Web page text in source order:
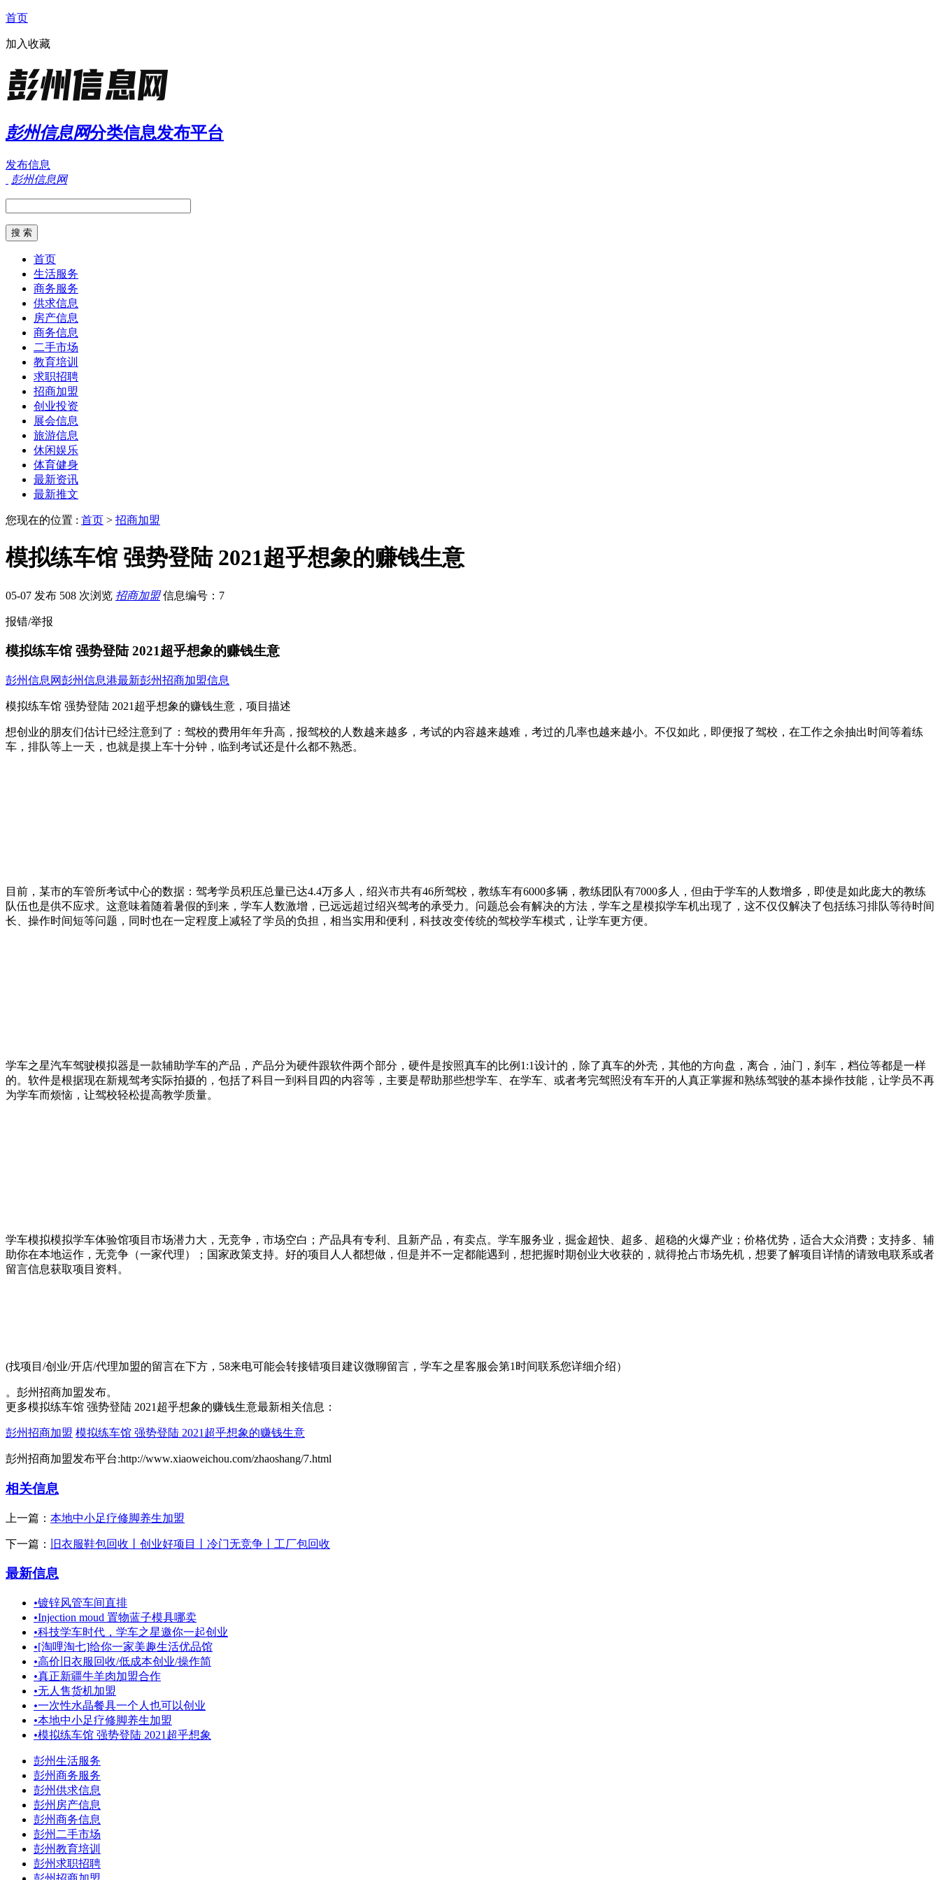
首页
加入收藏
彭州信息网分类信息发布平台
发布信息
彭州信息网
首页
生活服务
商务服务
供求信息
房产信息
商务信息
二手市场
教育培训
求职招聘
招商加盟
创业投资
展会信息
旅游信息
休闲娱乐
体育健身
最新资讯
最新推文
您现在的位置 : 首页 > 招商加盟
模拟练车馆 强势登陆 2021超乎想象的赚钱生意
05-07 发布 508 次浏览 招商加盟 信息编号：7
报错/举报
模拟练车馆 强势登陆 2021超乎想象的赚钱生意
彭州信息网彭州信息港最新彭州招商加盟信息
模拟练车馆 强势登陆 2021超乎想象的赚钱生意，项目描述
想创业的朋友们估计已经注意到了：驾校的费用年年升高，报驾校的人数越来越多，考试的内容越来越难，考过的几率也越来越小。不仅如此，即便报了驾校，在工作之余抽出时间等着练
车，排队等上一天，也就是摸上车十分钟，临到考试还是什么都不熟悉。
目前，某市的车管所考试中心的数据：驾考学员积压总量已达4.4万多人，绍兴市共有46所驾校，教练车有6000多辆，教练团队有7000多人，但由于学车的人数增多，即使是如此庞大的教练
队伍也是供不应求。这意味着随着暑假的到来，学车人数激增，已远远超过绍兴驾考的承受力。问题总会有解决的方法，学车之星模拟学车机出现了，这不仅仅解决了包括练习排队等待时间
长、操作时间短等问题，同时也在一定程度上减轻了学员的负担，相当实用和便利，科技改变传统的驾校学车模式，让学车更方便。
学车之星汽车驾驶模拟器是一款辅助学车的产品，产品分为硬件跟软件两个部分，硬件是按照真车的比例1:1设计的，除了真车的外壳，其他的方向盘，离合，油门，刹车，档位等都是一样
的。软件是根据现在新规驾考实际拍摄的，包括了科目一到科目四的内容等，主要是帮助那些想学车、在学车、或者考完驾照没有车开的人真正掌握和熟练驾驶的基本操作技能，让学员不再
为学车而烦恼，让驾校轻松提高教学质量。
学车模拟模拟学车体验馆项目市场潜力大，无竞争，市场空白；产品具有专利、且新产品，有卖点。学车服务业，掘金超快、超多、超稳的火爆产业；价格优势，适合大众消费；支持多、辅
助你在本地运作，无竞争（一家代理）；国家政策支持。好的项目人人都想做，但是并不一定都能遇到，想把握时期创业大收获的，就得抢占市场先机，想要了解项目详情的请致电联系或者
留言信息获取项目资料。
(找项目/创业/开店/代理加盟的留言在下方，58来电可能会转接错项目建议微聊留言，学车之星客服会第1时间联系您详细介绍）
。彭州招商加盟发布。
更多模拟练车馆 强势登陆 2021超乎想象的赚钱生意最新相关信息：
彭州招商加盟 模拟练车馆 强势登陆 2021超乎想象的赚钱生意
彭州招商加盟发布平台:http://www.xiaoweichou.com/zhaoshang/7.html
相关信息
上一篇： 本地中小足疗修脚养生加盟
下一篇： 旧衣服鞋包回收丨创业好项目丨冷门无竞争丨工厂包回收
最新信息
•镀锌风管车间直排
•Injection moud 置物蓝子模具哪卖
•科技学车时代，学车之星邀你一起创业
•[淘哩淘七]给你一家美趣生活优品馆
•高价旧衣服回收/低成本创业/操作简
•真正新疆牛羊肉加盟合作
•无人售货机加盟
•一次性水晶餐具一个人也可以创业
•本地中小足疗修脚养生加盟
•模拟练车馆 强势登陆 2021超乎想象
彭州生活服务
彭州商务服务
彭州供求信息
彭州房产信息
彭州商务信息
彭州二手市场
彭州教育培训
彭州求职招聘